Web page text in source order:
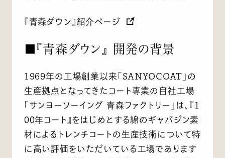
『青森ダウン』紹介ページ
■『青森ダウン』 開発の背景
1969年の工場創業以来「SANYOCOAT」の
生産拠点となってきたコート専業の自社工場
「サンヨーソーイング 青森ファクトリー」は、『1
00年コート』をはじめとする綿のギャバジン素
材によるトレンチコートの生産技術について特
に高い評価をいただいている工場であります